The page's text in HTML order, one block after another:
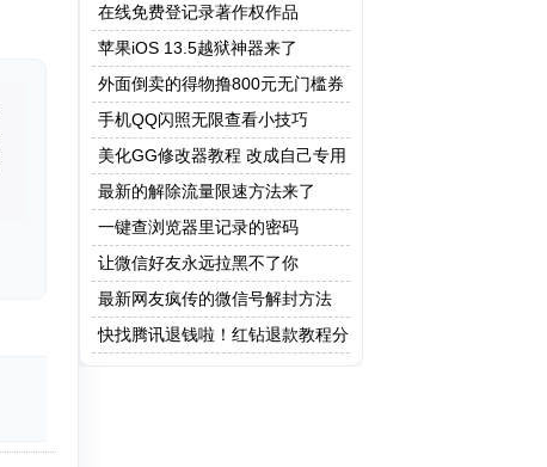
在线免费登记录著作权作品
苹果iOS 13.5越狱神器来了
外面倒卖的得物撸800元无门槛券
教程
手机QQ闪照无限查看小技巧
美化GG修改器教程 改成自己专用
修改器
最新的解除流量限速方法来了
一键查浏览器里记录的密码
让微信好友永远拉黑不了你
最新网友疯传的微信号解封方法
快找腾讯退钱啦！红钻退款教程分
享